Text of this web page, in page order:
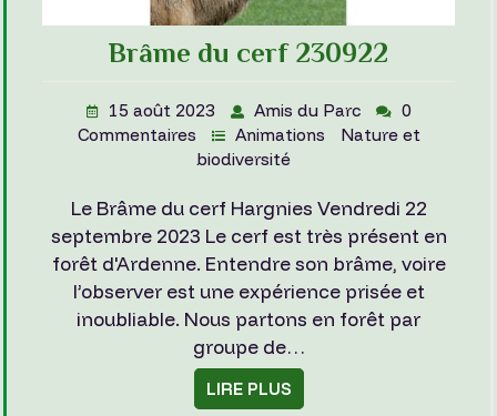
Brâme du cerf 230922
15 août 2023 Amis du Parc
0
Commentaires
Animations
Nature et
biodiversité
Le Brâme du cerf Hargnies Vendredi 22
septembre 2023 Le cerf est très présent en
forêt d'Ardenne. Entendre son brâme, voire
l’observer est une expérience prisée et
inoubliable. Nous partons en forêt par
groupe de…
LIRE PLUS